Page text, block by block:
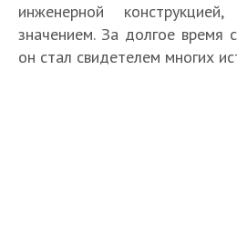
инженерной
значением. За долгое время
он стал свидетелем многих